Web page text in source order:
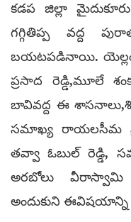
కడప జిల్లా
గగ్గితిప్ప వద్ద
బయటపడినాయి.
ప్రసాద రెడ్డి,మూలే
బావివద్ద ఈ
సమాఖ్య రాయలసీమ
తవ్వా ఓబుల్ రెడ్డి,
అరబోలు వీరాస్వామి
అందుకుని ఈవిషయాన్ని